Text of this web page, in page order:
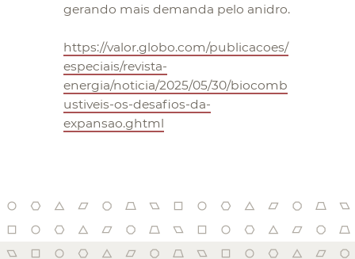
gerando mais demanda pelo anidro.
https://valor.globo.com/publicacoes/
especiais/revista-
energia/noticia/2025/05/30/biocomb
ustiveis-os-desafios-da-
expansao.ghtml